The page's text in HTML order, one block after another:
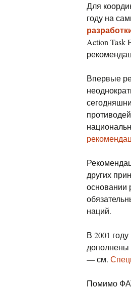
Для
году на
Action Task
Впервые
других
основании
наций.
В 2001
дополнены
— см.
Помимо